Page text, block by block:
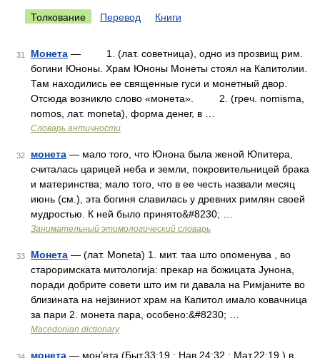
Толкование Перевод Книги
31 Монета — 1. (лат. советница), одно из прозвищ рим.
богини Юноны. Храм Юноны Монеты стоял на Капитолии.
Там находились ее священные гуси и монетный двор.
Отсюда возникло слово «монета». 2. (греч. nomisma,
nomos, лат. moneta), форма денег, в …
Словарь античности
32 монета — мало того, что Юнона была женой Юпитера,
считалась царицей неба и земли, покровительницей брака
и материнства; мало того, что в ее честь назвали месяц
июнь (см.), эта богиня славилась у древних римлян своей
мудростью. К ней было принято&#8230; …
Занимательный этимологический словарь
33 Монета — (лат. Moneta) 1. мит. таа што опоменува , во
староримската митологија: прекар на божицата Јунона,
поради добрите совети што им ги давала на Римјаните во
близината на нејзиниот храм на Капитол имало ковачница
за пари 2. монета пара, особено:&#8230; …
Macedonian dictionary
монета — мон’ета (Быт.33:19 ; Нав.24:32 ; Мат.22:19 ) в